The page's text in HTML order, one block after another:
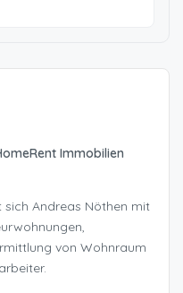
Immobilien
Andreas Nöthen mit
von Wohnraum